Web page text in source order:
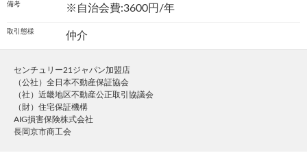
備考 ※自治会費:3600円/年
取引態様 仲介
センチュリー21ジャパン加盟店
（公社）全日本不動産保証協会
（社）近畿地区不動産公正取引協議会
（財）住宅保証機構
AIG損害保険株式会社
長岡京市商工会